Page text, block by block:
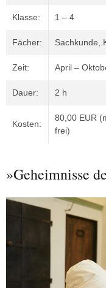
Klasse: 1 – 4
Fächer: Sachkunde,
Zeit: April –
Dauer: 2 h
Kosten:
80,00 EUR
frei)
»Geheimnisse